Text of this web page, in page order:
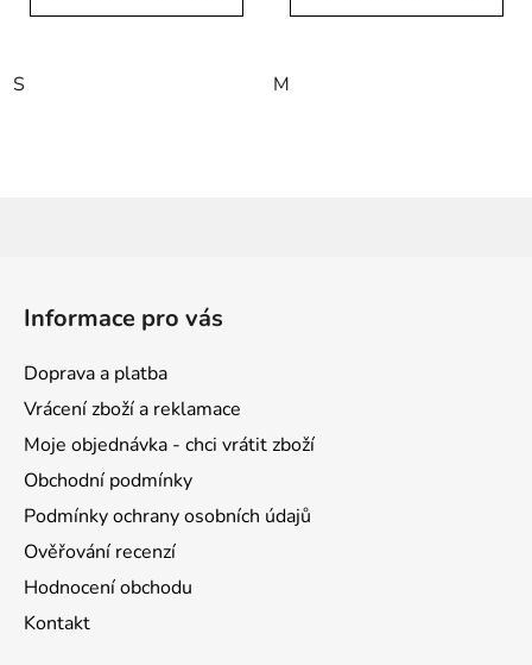
S M
Informace pro vás
Doprava a platba
Vrácení zboží a reklamace
Moje objednávka - chci vrátit zboží
Obchodní podmínky
Podmínky ochrany osobních údajů
Ověřování recenzí
Hodnocení obchodu
Kontakt